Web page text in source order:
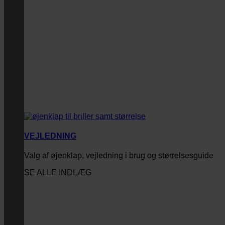
VEJLEDNING
Valg af øjenklap, vejledning i brug og størrelsesguide
SE ALLE INDLÆG